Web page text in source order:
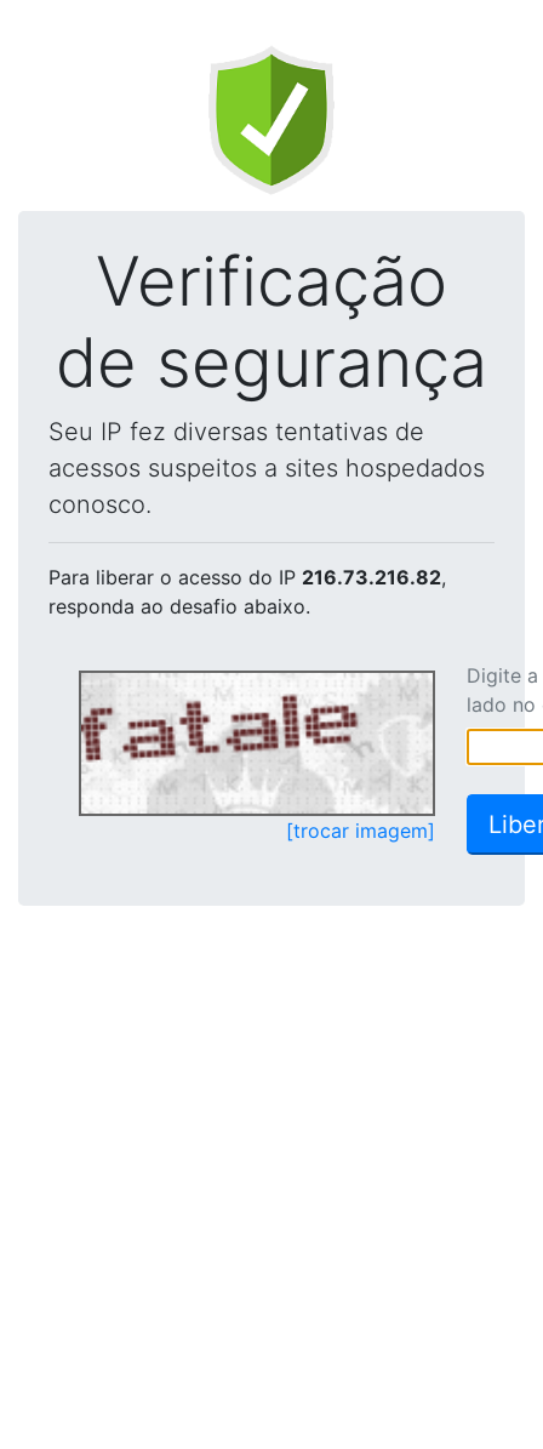
Verificação
de segurança
Seu IP fez diversas tentativas de
acessos suspeitos a sites hospedados
conosco.
Para liberar o acesso do IP 216.73.216.82,
responda ao desafio abaixo.
[trocar imagem]
Digite
lado no